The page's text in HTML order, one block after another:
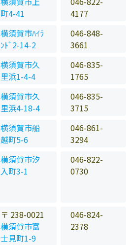
町4-41
4177
横須賀市ﾊｲﾗ
ﾝﾄﾞ2-14-2
046-848-
3661
横須賀市久
里浜1-4-4
046-835-
1765
横須賀市久
里浜4-18-4
046-835-
3715
横須賀市船
越町5-6
046-861-
3294
横須賀市汐
入町3-1
046-822-
0730
〒 238-0021
横須賀市富
士見町1-9
046-824-
2378